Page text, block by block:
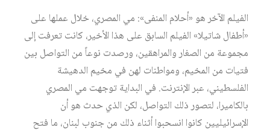
الفيلم الآخر هو «أحلام المنفى»: مي المصري، خلال عملها على
«أطفال شاتيلا» الفيلم السابق على هذا الأخير، كانت تعرفت إلى
مجموعة من الصغار والمراهقين، ورصدت نوعاً من التواصل بين
فتيات من المخيم، ومواطنات لهن في مخيم الدهيشة
الفلسطيني، عبر الإنترنت. في البداية توجهت مي المصري
بالكاميرا، لتصور ذلك التواصل، لكن الذي حدث هو أن
الإسرائيليين كانوا انسحبوا أثناء ذلك من جنوب لبنان، ما فتح